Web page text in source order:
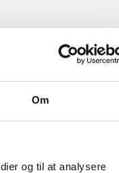
Om
og til at analysere